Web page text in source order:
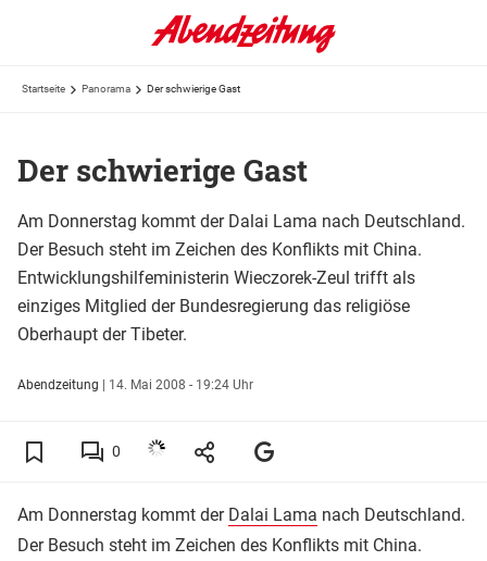
Startseite Panorama Der schwierige Gast
Der schwierige Gast
Am Donnerstag kommt der Dalai Lama nach Deutschland.
Der Besuch steht im Zeichen des Konflikts mit China.
Entwicklungshilfeministerin Wieczorek-Zeul trifft als
einziges Mitglied der Bundesregierung das religiöse
Oberhaupt der Tibeter.
Abendzeitung | 14. Mai 2008 - 19:24 Uhr
0
Am Donnerstag kommt der Dalai Lama nach Deutschland.
Der Besuch steht im Zeichen des Konflikts mit China.